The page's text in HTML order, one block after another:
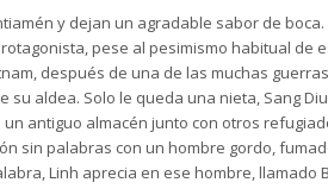
y dejan un agradable sabor de boca.
pese al pesimismo habitual de
después de una de las muchas
aldea. Solo le queda una nieta, Sang
antiguo almacén junto con otros
sin palabras con un hombre gordo,
Linh aprecia en ese hombre, llamado